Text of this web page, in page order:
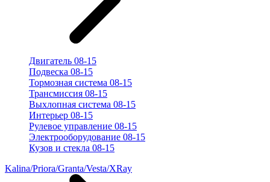
Двигатель 08-15
Подвеска 08-15
Тормозная система 08-15
Трансмиссия 08-15
Выхлопная система 08-15
Интерьер 08-15
Рулевое управление 08-15
Электрооборудование 08-15
Кузов и стекла 08-15
Kalina/Priora/Granta/Vesta/XRay